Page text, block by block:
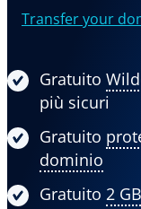
Transfer your
Gratuito
più sicuri
Gratuito
dominio
Gratuito 2